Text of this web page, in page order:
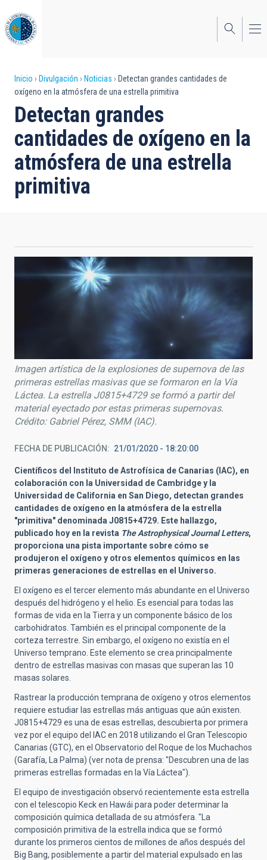
al
contenido
principal
Sobrescribir
enlaces
de
ayuda
a
la
Inicio Divulgación Noticias
Detectan grandes cantidades de
oxígeno en la atmósfera de una estrella primitiva
Detectan grandes
cantidades de oxígeno en la
atmósfera de una estrella
primitiva
Imagen artística de la explosiones de supernova de las
primeras estrellas masivas que se formaron en la Vía
Láctea. La estrella J0815+4729 se formó a partir del
material eyectado por estas primeras supernovas.
Crédito: Gabriel Pérez, SMM (IAC).
FECHA DE PUBLICACIÓN 21/01/2020 - 18:20:00
Científicos del Instituto de Astrofísica de Canarias (IAC), en
colaboración con la Universidad de Cambridge y la
Universidad de California en San Diego, detectan grandes
cantidades de oxígeno en la atmósfera de la estrella
"primitiva" denominada J0815+4729. Este hallazgo,
publicado hoy en la revista The Astrophysical Journal Letters,
proporciona una pista importante sobre cómo se
produjeron el oxígeno y otros elementos químicos en las
primeras generaciones de estrellas en el Universo.
El oxígeno es el tercer elemento más abundante en el Universo
después del hidrógeno y el helio. Es esencial para todas las
formas de vida en la Tierra y un componente básico de los
carbohidratos. También es el principal componente de la
corteza terrestre. Sin embargo, el oxígeno no existía en el
Universo temprano. Este elemento se crea principalmente
dentro de estrellas masivas con masas que superan las 10
masas solares.
Rastrear la producción temprana de oxígeno y otros elementos
requiere estudiar las estrellas más antiguas que aún existen.
J0815+4729 es una de esas estrellas, descubierta por primera
vez por el equipo del IAC en 2018 utilizando el Gran Telescopio
Canarias (GTC), en el Observatorio del Roque de los Muchachos
(Garafía, La Palma) (ver nota de prensa: "Descubren una de las
primeras estrellas formadas en la Vía Láctea").
El equipo de investigación observó recientemente esta estrella
con el telescopio Keck en Hawái para poder determinar la
composición química detallada de su atmósfera. "La
composición primitiva de la estrella indica que se formó
durante los primeros cientos de millones de años después del
Big Bang, posiblemente a partir del material expulsado en las